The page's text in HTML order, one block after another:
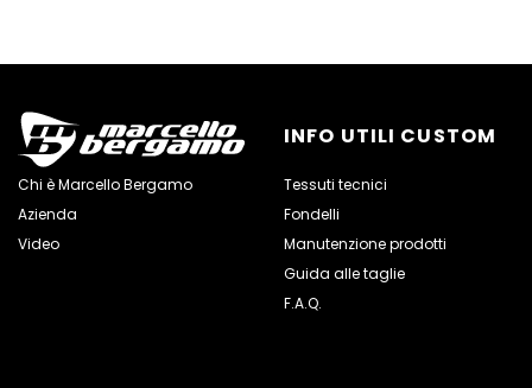
Chi è Marcello Bergamo
Azienda
Video
INFO UTILI CUSTOM
Tessuti tecnici
Fondelli
Manutenzione prodotti
Guida alle taglie
F.A.Q.